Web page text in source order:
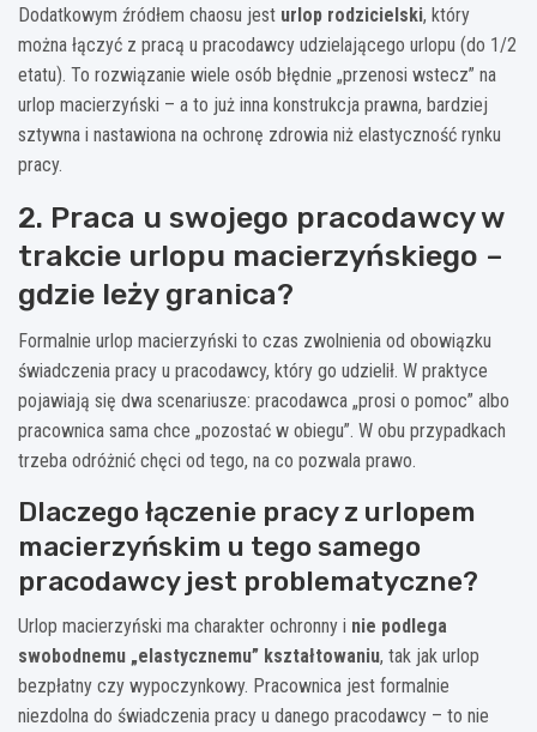
Dodatkowym źródłem chaosu jest urlop rodzicielski, który
można łączyć z pracą u pracodawcy udzielającego urlopu (do 1/2
etatu). To rozwiązanie wiele osób błędnie „przenosi wstecz” na
urlop macierzyński – a to już inna konstrukcja prawna, bardziej
sztywna i nastawiona na ochronę zdrowia niż elastyczność rynku
pracy.
2. Praca u swojego pracodawcy w
trakcie urlopu macierzyńskiego –
gdzie leży granica?
Formalnie urlop macierzyński to czas zwolnienia od obowiązku
świadczenia pracy u pracodawcy, który go udzielił. W praktyce
pojawiają się dwa scenariusze: pracodawca „prosi o pomoc” albo
pracownica sama chce „pozostać w obiegu”. W obu przypadkach
trzeba odróżnić chęci od tego, na co pozwala prawo.
Dlaczego łączenie pracy z urlopem
macierzyńskim u tego samego
pracodawcy jest problematyczne?
Urlop macierzyński ma charakter ochronny i nie podlega
swobodnemu „elastycznemu” kształtowaniu, tak jak urlop
bezpłatny czy wypoczynkowy. Pracownica jest formalnie
niezdolna do świadczenia pracy u danego pracodawcy – to nie